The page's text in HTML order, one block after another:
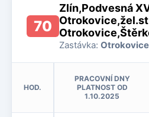
70
Zlín,Podvesná
Zastávka:
HOD.
PRACOVNÍ DNY
PLATNOST OD
1.10.2025